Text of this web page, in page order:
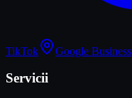
TikTok Google Business
Servicii